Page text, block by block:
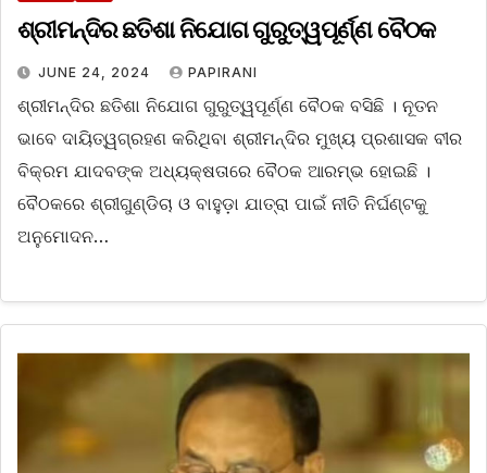
ଶ୍ରୀମନ୍ଦିର ଛତିଶା ନିଯୋଗ ଗୁରୁତ୍ୱପୂର୍ଣ୍ଣ ବୈଠକ
JUNE 24, 2024 PAPIRANI
ଶ୍ରୀମନ୍ଦିର ଛତିଶା ନିଯୋଗ ଗୁରୁତ୍ୱପୂର୍ଣ୍ଣ ବୈଠକ ବସିଛି । ନୂତନ
ଭାବେ ଦାୟିତ୍ୱଗ୍ରହଣ କରିଥିବା ଶ୍ରୀମନ୍ଦିର ମୁଖ୍ୟ ପ୍ରଶାସକ ବୀର
ବିକ୍ରମ ଯାଦବଙ୍କ ଅଧ୍ୟକ୍ଷତାରେ ବୈଠକ ଆରମ୍ଭ ହୋଇଛି ।
ବୈଠକରେ ଶ୍ରୀଗୁଣ୍ଡିଚା ଓ ବାହୁଡ଼ା ଯାତ୍ରା ପାଇଁ ନୀତି ନିର୍ଘଣ୍ଟକୁ
ଅନୁମୋଦନ…